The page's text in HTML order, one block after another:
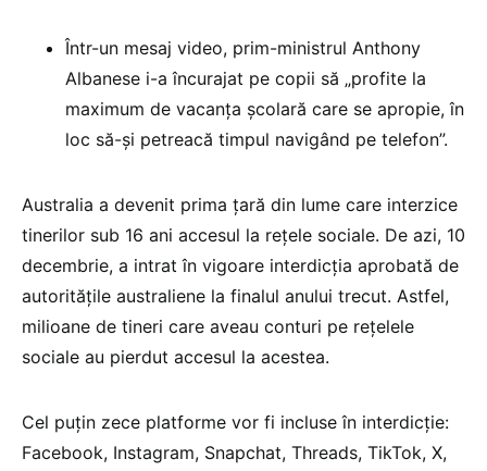
Într-un mesaj video, prim-ministrul Anthony
Albanese i-a încurajat pe copii să „profite la
maximum de vacanța școlară care se apropie, în
loc să-și petreacă timpul navigând pe telefon”.
Australia a devenit prima țară din lume care interzice
tinerilor sub 16 ani accesul la rețele sociale. De azi, 10
decembrie, a intrat în vigoare interdicția aprobată de
autoritățile australiene la finalul anului trecut. Astfel,
milioane de tineri care aveau conturi pe rețelele
sociale au pierdut accesul la acestea.
Cel puțin zece platforme vor fi incluse în interdicție:
Facebook, Instagram, Snapchat, Threads, TikTok, X,